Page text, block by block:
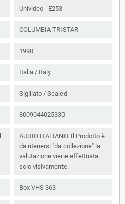
Univideo - E253
COLUMBIA TRISTAR
1990
Italia / Italy
Sigillato / Sealed
8009044025330
AUDIO ITALIANO. Il Prodotto è
da ritenersi "da collezione" la
valutazione viene effettuata
solo visivamente.
Box VHS 363